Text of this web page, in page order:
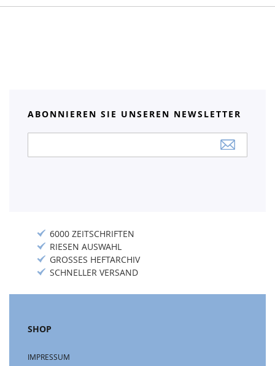
ABONNIEREN SIE UNSEREN NEWSLETTER
Newsletter:
6000 ZEITSCHRIFTEN
RIESEN AUSWAHL
GROSSES HEFTARCHIV
SCHNELLER VERSAND
SHOP
IMPRESSUM